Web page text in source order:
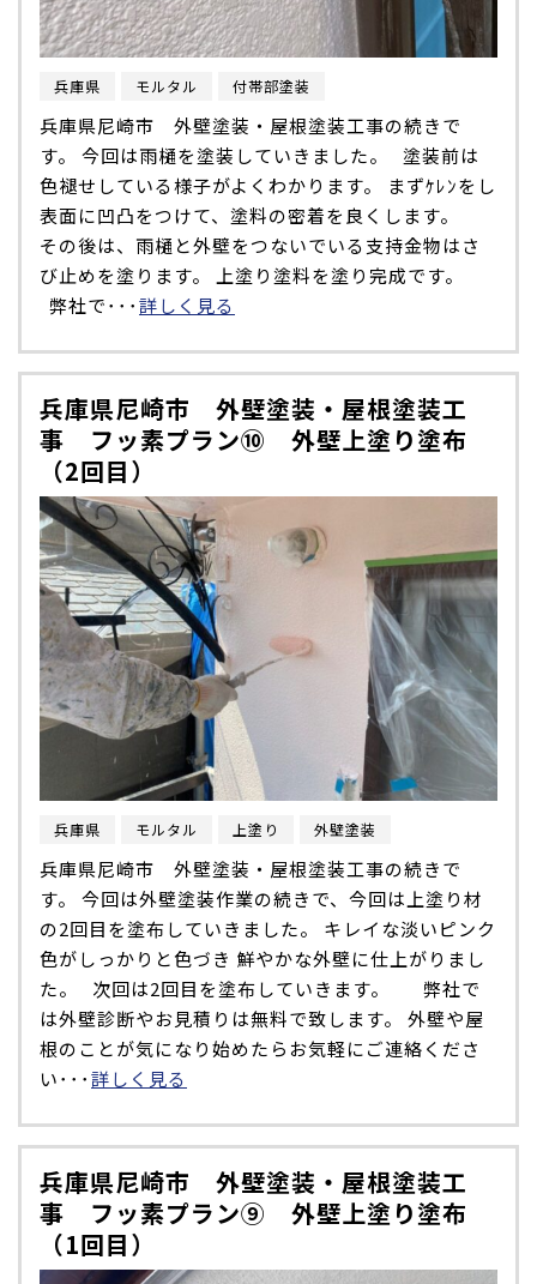
兵庫県 モルタル 付帯部塗装
兵庫県尼崎市 外壁塗装・屋根塗装工事の続きで
す。 今回は雨樋を塗装していきました。 塗装前は
色褪せしている様子がよくわかります。 まずｹﾚﾝをし
表面に凹凸をつけて、塗料の密着を良くします。
その後は、雨樋と外壁をつないでいる支持金物はさ
び止めを塗ります。 上塗り塗料を塗り完成です。
弊社で･･･詳しく見る
兵庫県尼崎市 外壁塗装・屋根塗装工
事 フッ素プラン⑩ 外壁上塗り塗布
（2回目）
兵庫県 モルタル 上塗り 外壁塗装
兵庫県尼崎市 外壁塗装・屋根塗装工事の続きで
す。 今回は外壁塗装作業の続きで、今回は上塗り材
の2回目を塗布していきました。 キレイな淡いピンク
色がしっかりと色づき 鮮やかな外壁に仕上がりまし
た。 次回は2回目を塗布していきます。 弊社で
は外壁診断やお見積りは無料で致します。 外壁や屋
根のことが気になり始めたらお気軽にご連絡くださ
い･･･詳しく見る
兵庫県尼崎市 外壁塗装・屋根塗装工
事 フッ素プラン⑨ 外壁上塗り塗布
（1回目）